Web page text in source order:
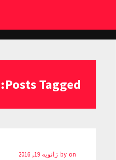
Posts Tagged: آفتاب
by on ژانویه 19, 2016